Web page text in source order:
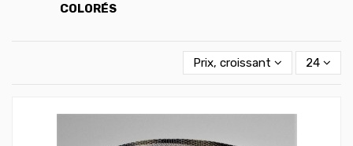
COLORÉS
Prix, croissant 24